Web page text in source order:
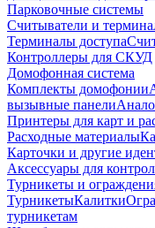
Парковочные системы
Считыватели и
Терминалы доступа
Контроллеры для СКУД
Домофонная система
Комплекты домофонии
вызывные панели
Принтеры для карт и
Расходные материалы
Карточки и другие
Аксессуары для
Турникеты и
ТурникетыКалитки
турникетам